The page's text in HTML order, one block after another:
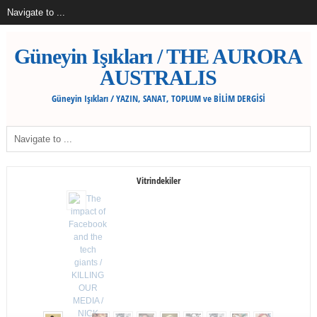
Güneyin Işıkları / THE AURORA
AUSTRALIS
Güneyin Işıkları / YAZIN, SANAT, TOPLUM ve BİLİM DERGİSİ
Vitrindekiler